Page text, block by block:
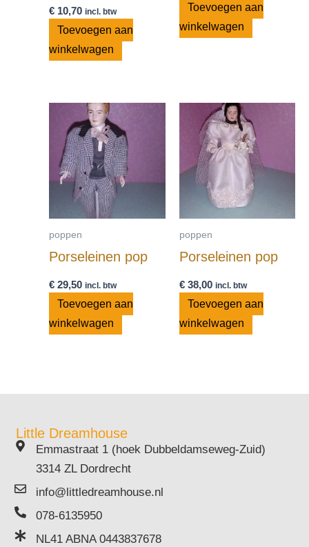
€ 10,70 incl. btw
Toevoegen aan
winkelwagen
Toevoegen aan
winkelwagen
poppen
Porseleinen pop
€ 29,50 incl. btw
Toevoegen aan
winkelwagen
poppen
Porseleinen pop
€38,00 incl. btw
Toevoegen aan
winkelwagen
Little Dreamhouse
Emmastraat 1 (hoek Dubbeldamseweg-Zuid)
3314 ZL Dordrecht
info@littledreamhouse.nl
078-6135950
NL41 ABNA 0443837678